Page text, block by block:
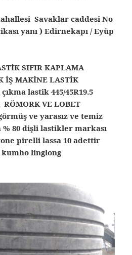
Savaklar caddesi No
yanı ) Edirnekapı / Eyüp
SIFIR KAPLAMA
İŞ MAKİNE LASTİK
lastik 445/45R19.5
VE LOBET
ve yarasız ve temiz
80 dişli lastikler markası
pirelli lassa 10 adettir
linglong